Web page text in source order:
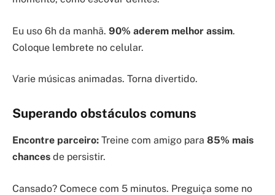
Eu uso 6h da manhã. 90% aderem melhor assim.
Coloque lembrete no celular.
Varie músicas animadas. Torna divertido.
Superando obstáculos comuns
Encontre parceiro: Treine com amigo para 85% mais
chances de persistir.
Cansado? Comece com 5 minutos. Preguiça some no